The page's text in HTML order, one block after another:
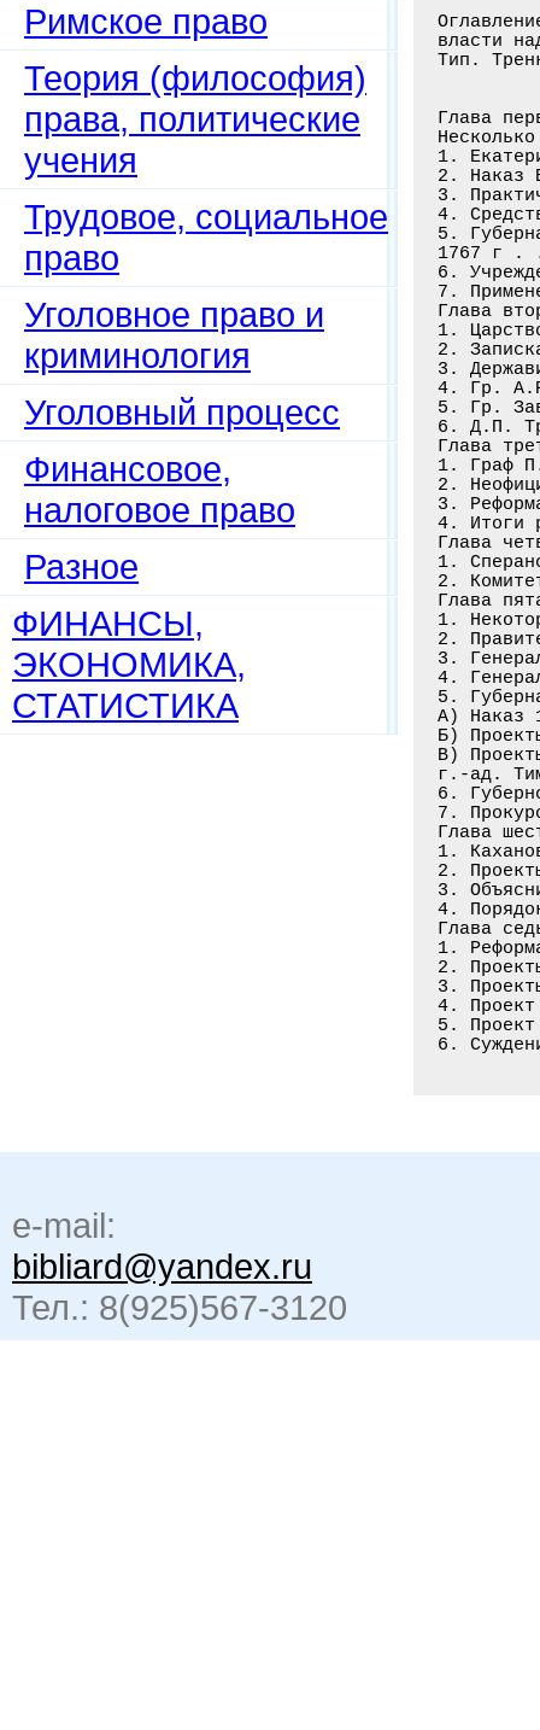
Римское право
Теория (философия)
права, политические
учения
Трудовое, социальное
право
Уголовное право и
криминология
Уголовный процесс
Финансовое,
налоговое право
Разное
ФИНАНСЫ,
ЭКОНОМИКА,
СТАТИСТИКА
власти
Тип.
Глава
1.
2.
3.
4.
5.
1767
6.
7.
Глава
1.
2.
3.
4. Гр.
5. Гр.
6. Д.П.
Глава
1.
2.
3.
4.
Глава
1.
2.
Глава
1.
2.
3.
4.
5.
А)
Б)
В)
г.-ад.
6.
7.
Глава
1.
2.
3.
4.
Глава
1.
2.
3.
4. Проект
5.
6.
e-mail:
bibliard@yandex.ru
Тел.: 8(925)567-3120